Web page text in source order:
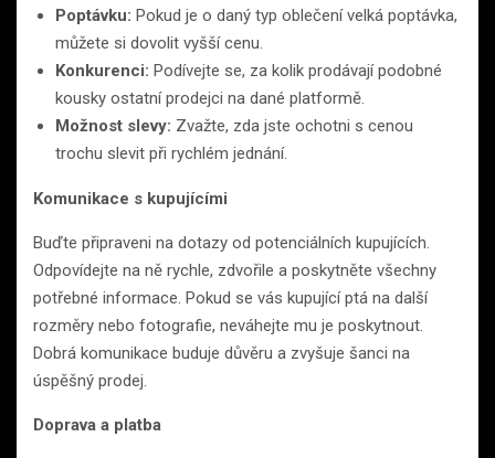
Poptávku: Pokud je o daný typ oblečení velká poptávka,
můžete si dovolit vyšší cenu.
Konkurenci: Podívejte se, za kolik prodávají podobné
kousky ostatní prodejci na dané platformě.
Možnost slevy: Zvažte, zda jste ochotni s cenou
trochu slevit při rychlém jednání.
Komunikace s kupujícími
Buďte připraveni na dotazy od potenciálních kupujících.
Odpovídejte na ně rychle, zdvořile a poskytněte všechny
potřebné informace. Pokud se vás kupující ptá na další
rozměry nebo fotografie, neváhejte mu je poskytnout.
Dobrá komunikace buduje důvěru a zvyšuje šanci na
úspěšný prodej.
Doprava a platba